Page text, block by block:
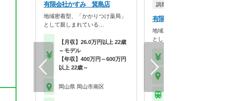
有限会社かすみ 箕島店
地域密着型、「かかりつけ薬局」
として親しまれている…
【月収】26.0万円以上 22歳
～モデル
【年収】400万円～600万円
以上 22歳～
岡山県 岡山市南区
調剤薬局
有限会社かすみ 箕島店
地域密着型、「かかりつけ薬
として親しまれている…